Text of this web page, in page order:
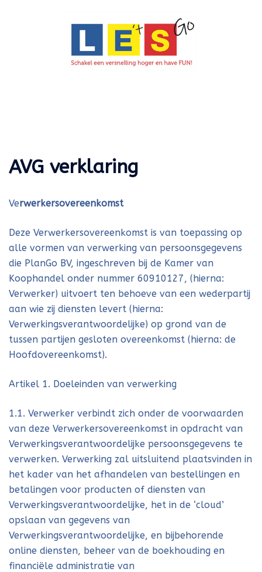
AVG verklaring
Verwerkersovereenkomst
Deze Verwerkersovereenkomst is van toepassing op
alle vormen van verwerking van persoonsgegevens
die PlanGo BV, ingeschreven bij de Kamer van
Koophandel onder nummer 60910127, (hierna:
Verwerker) uitvoert ten behoeve van een wederpartij
aan wie zij diensten levert (hierna:
Verwerkingsverantwoordelijke) op grond van de
tussen partijen gesloten overeenkomst (hierna: de
Hoofdovereenkomst).
Artikel 1. Doeleinden van verwerking
1.1. Verwerker verbindt zich onder de voorwaarden
van deze Verwerkersovereenkomst in opdracht van
Verwerkingsverantwoordelijke persoonsgegevens te
verwerken. Verwerking zal uitsluitend plaatsvinden in
het kader van het afhandelen van bestellingen en
betalingen voor producten of diensten van
Verwerkingsverantwoordelijke, het in de ‘cloud’
opslaan van gegevens van
Verwerkingsverantwoordelijke, en bijbehorende
online diensten, beheer van de boekhouding en
financiële administratie van